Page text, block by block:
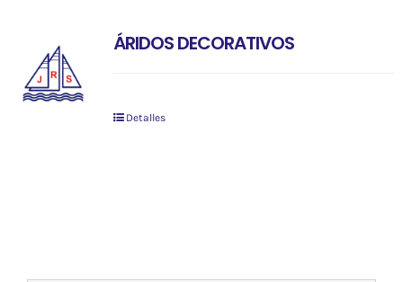
ÁRIDOS DECORATIVOS
Detalles